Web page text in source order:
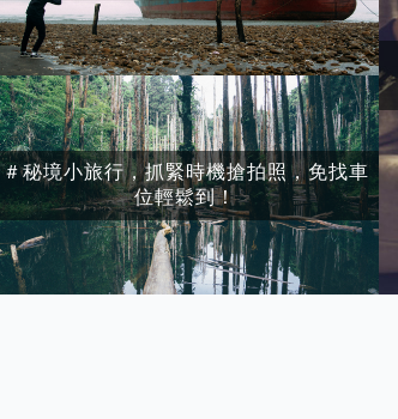
＃秘境小旅行，抓緊時機搶拍照，免找車
位輕鬆到！